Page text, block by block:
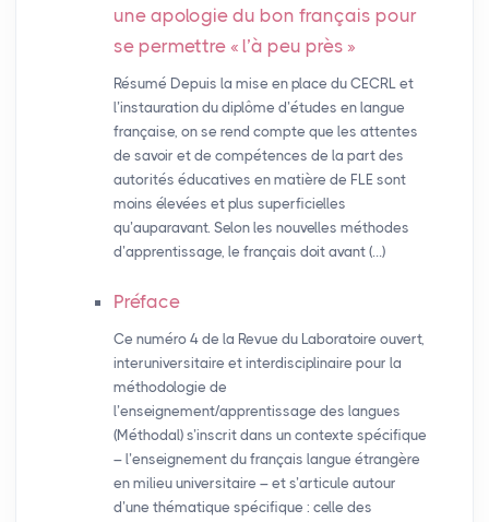
une apologie du bon français pour
se permettre « l’à peu près »
Résumé Depuis la mise en place du CECRL et
l’instauration du diplôme d’études en langue
française, on se rend compte que les attentes
de savoir et de compétences de la part des
autorités éducatives en matière de FLE sont
moins élevées et plus superficielles
qu’auparavant. Selon les nouvelles méthodes
d’apprentissage, le français doit avant (…)
Préface
Ce numéro 4 de la Revue du Laboratoire ouvert,
interuniversitaire et interdisciplinaire pour la
méthodologie de
l’enseignement/apprentissage des langues
(Méthodal) s’inscrit dans un contexte spécifique
– l’enseignement du français langue étrangère
en milieu universitaire – et s’articule autour
d’une thématique spécifique : celle des